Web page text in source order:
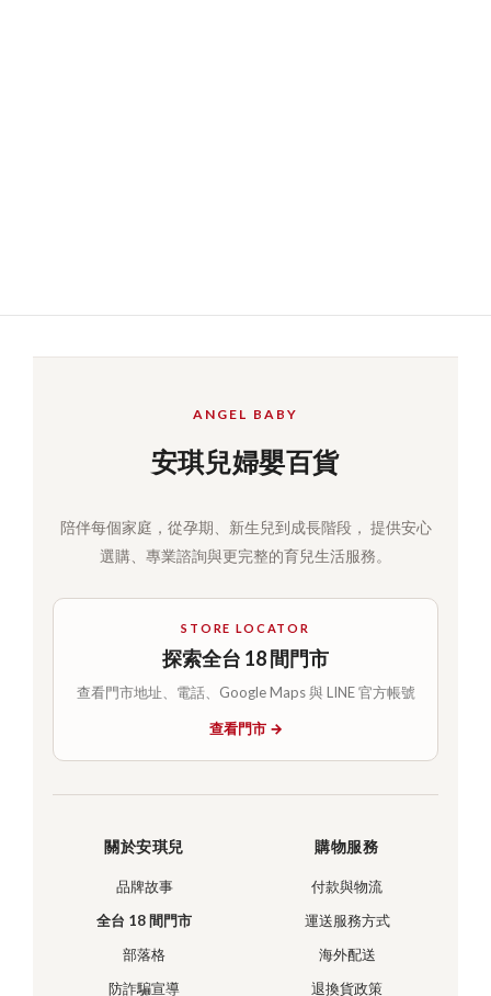
ANGEL BABY
安琪兒婦嬰百貨
陪伴每個家庭，從孕期、新生兒到成長階段， 提供安心
選購、專業諮詢與更完整的育兒生活服務。
STORE LOCATOR
探索全台 18 間門市
查看門市地址、電話、Google Maps 與 LINE 官方帳號
查看門市 →
關於安琪兒
品牌故事
全台 18 間門市
部落格
防詐騙宣導
購物服務
付款與物流
運送服務方式
海外配送
退換貨政策